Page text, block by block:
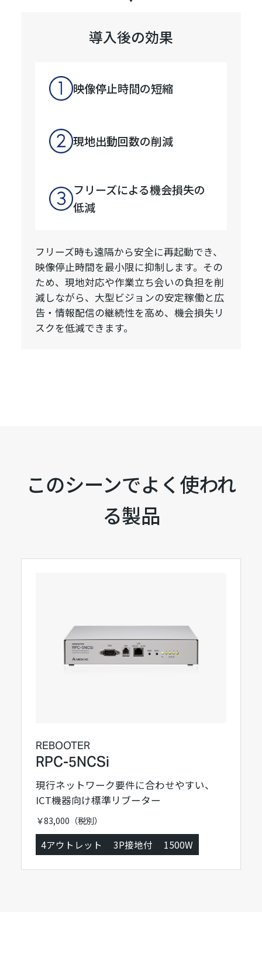
導入後の効果
映像停止時間の短縮
現地出動回数の削減
フリーズによる機会損失の
低減
フリーズ時も遠隔から安全に再起動でき、
映像停止時間を最小限に抑制します。その
ため、現地対応や作業立ち会いの負担を削
減しながら、大型ビジョンの安定稼働と広
告・情報配信の継続性を高め、機会損失リ
スクを低減できます。
このシーンでよく使われ
る製品
REBOOTER
RPC-5NCSi
現行ネットワーク要件に合わせやすい、
ICT機器向け標準リブーター
￥83,000（税別）
4アウトレット 3P接地付 1500W